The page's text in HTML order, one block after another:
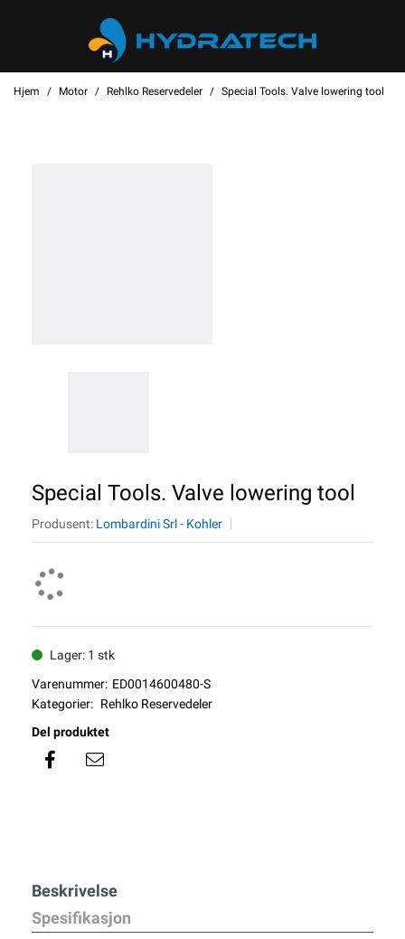
Hjem Motor Rehlko Reservedeler Special Tools. Valve lowering tool
Special Tools. Valve lowering tool
Produsent: Lombardini Srl - Kohler
Lager: 1 stk
Varenummer: ED0014600480-S
Kategorier: Rehlko Reservedeler
Del produktet
Beskrivelse
Spesifikasjon